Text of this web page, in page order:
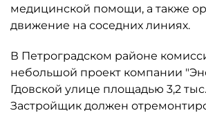
медицинской помощи, а также
движение на соседних линиях.
В Петроградском районе
небольшой проект компании
Гдовской улице площадью 3,2
Застройщик должен